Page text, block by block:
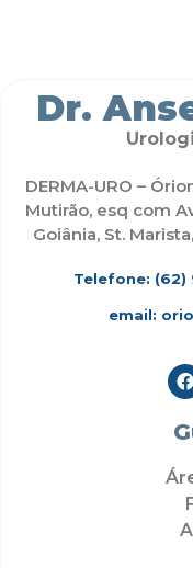
Dr.
DERMA-URO –
Mutirão, esq com
Goiânia, St.
Telefone: (62)
email: